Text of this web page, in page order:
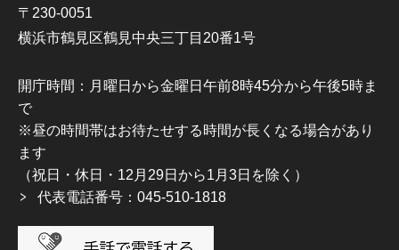
〒230-0051
横浜市鶴見区鶴見中央三丁目20番1号
開庁時間：月曜日から金曜日午前8時45分から午後5時ま
で
※昼の時間帯はお待たせする時間が長くなる場合があり
ます
（祝日・休日・12月29日から1月3日を除く）
代表電話番号：045-510-1818